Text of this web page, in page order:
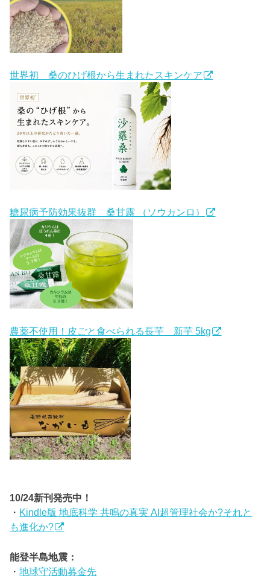
世界初 桑のひげ根から生まれたスキンケア
糖尿病予防効果抜群 桑甘露 （ソウカンロ）
農薬不使用！皮ごと食べられる長芋 新芋 5kg
10/24新刊発売中！
・ Kindle版 地底科学 共鳴の真実 AI超管理社会か?それと
も進化か?
能登半島地震：
・地球守活動募金先